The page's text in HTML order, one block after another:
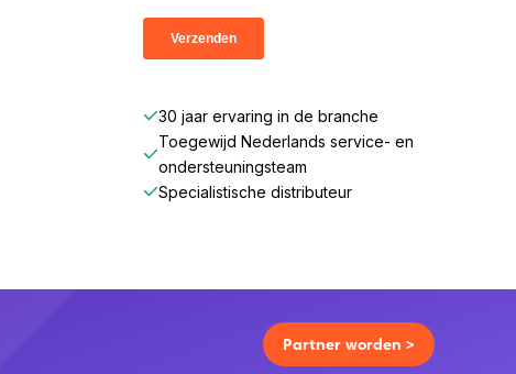
30 jaar ervaring in de branche
Toegewijd Nederlands service- en
ondersteuningsteam
Specialistische distributeur
Partner worden >